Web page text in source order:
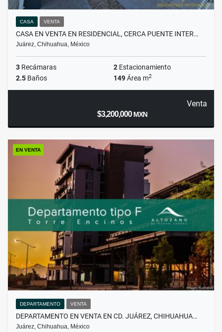
CASA VENTA
CASA EN VENTA EN RESIDENCIAL, CERCA PUENTE INTER…
Juárez, Chihuahua, México
3 Recámaras 2 Estacionamiento
2.5 Baños 149Área m2
Venta
$3,200,000MXN
EN VENTA
DEPARTAMENTO VENTA
DEPARTAMENTO EN VENTA EN CD. JUÁREZ, CHIHUAHUA…
Juárez, Chihuahua, México